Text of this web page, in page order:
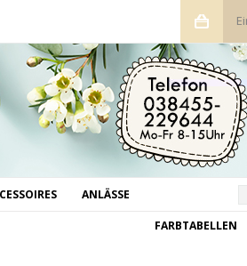
ANLÄSSE
FARBTABELLEN